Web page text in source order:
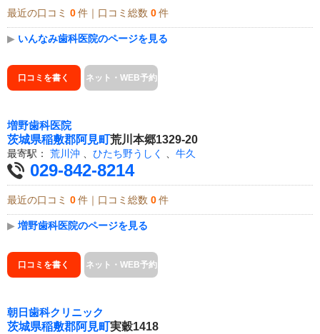
最近の口コミ 0 件｜口コミ総数 0 件
▶ いんなみ歯科医院のページを見る
口コミを書く ネット・WEB予約
増野歯科医院
茨城県稲敷郡阿見町荒川本郷1329-20
最寄駅： 荒川沖 、 ひたち野うしく 、 牛久
029-842-8214
最近の口コミ 0 件｜口コミ総数 0 件
▶ 増野歯科医院のページを見る
口コミを書く ネット・WEB予約
朝日歯科クリニック
茨城県稲敷郡阿見町実穀1418